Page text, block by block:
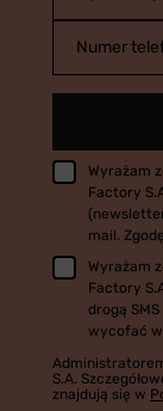
Numer
Wyrażam
Factory
mail.
Wyrażam
Factory
drogą
wycofać
S.A.
znajdują się w